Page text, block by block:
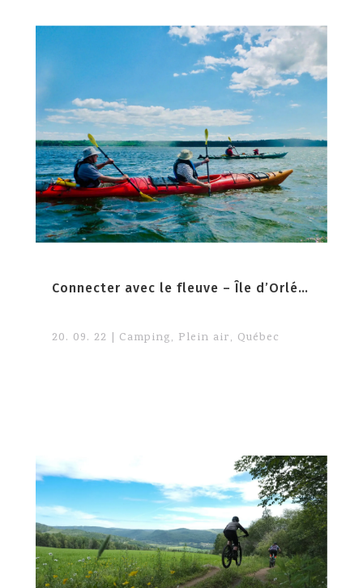
Connecter avec le fleuve – Île d’Orléans
20. 09. 22 | Camping, Plein air, Québec